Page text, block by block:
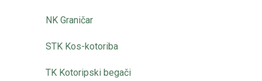
NK Graničar
STK Kos-kotoriba
TK Kotoripski begači